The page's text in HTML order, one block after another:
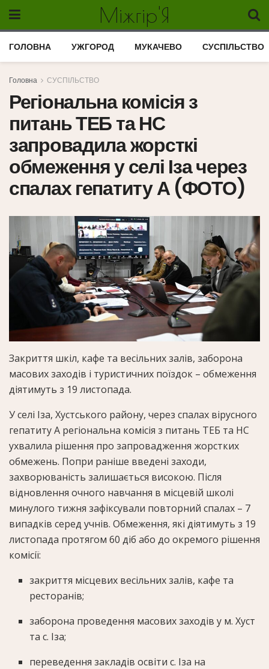
Міжгір'Я
ГОЛОВНА УЖГОРОД МУКАЧЕВО СУСПІЛЬСТВО
Головна СУСПІЛЬСТВО
Регіональна комісія з
питань ТЕБ та НС
запровадила жорсткі
обмеження у селі Іза через
спалах гепатиту А (ФОТО)
Закриття шкіл, кафе та весільних залів, заборона
масових заходів і туристичних поїздок – обмеження
діятимуть з 19 листопада.
У селі Іза, Хустського району, через спалах вірусного
гепатиту А регіональна комісія з питань ТЕБ та НС
ухвалила рішення про запровадження жорстких
обмежень. Попри раніше введені заходи,
захворюваність залишається високою. Після
відновлення очного навчання в місцевій школі
минулого тижня зафіксували повторний спалах – 7
випадків серед учнів. Обмеження, які діятимуть з 19
листопада протягом 60 діб або до окремого рішення
комісії:
закриття місцевих весільних залів, кафе та
ресторанів;
заборона проведення масових заходів у м. Хуст
та с. Іза;
переведення закладів освіти с. Іза на